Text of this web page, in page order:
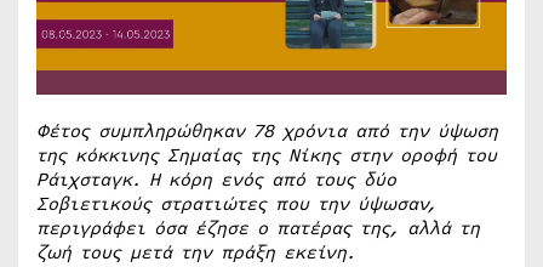
Φέτος συμπληρώθηκαν 78 χρόνια από την ύψωση
της κόκκινης Σημαίας της Νίκης στην οροφή του
Ράιχσταγκ. Η κόρη ενός από τους δύο
Σοβιετικούς στρατιώτες που την ύψωσαν,
περιγράφει όσα έζησε ο πατέρας της, αλλά τη
ζωή τους μετά την πράξη εκείνη.